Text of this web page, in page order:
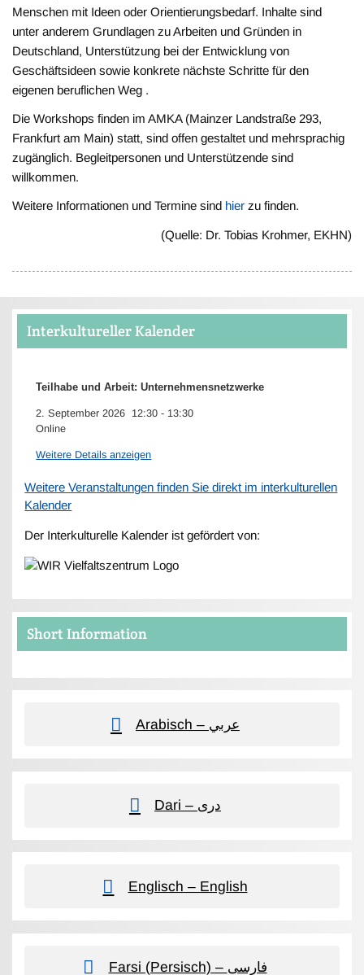
Menschen mit Ideen oder Orientierungsbedarf. Inhalte sind
unter anderem Grundlagen zu Arbeiten und Gründen in
Deutschland, Unterstützung bei der Entwicklung von
Geschäftsideen sowie konkrete nächste Schritte für den
eigenen beruflichen Weg .
Die Workshops finden im AMKA (Mainzer Landstraße 293,
Frankfurt am Main) statt, sind offen gestaltet und mehrsprachig
zugänglich. Begleitpersonen und Unterstützende sind
willkommen.
Weitere Informationen und Termine sind hier zu finden.
(Quelle: Dr. Tobias Krohmer, EKHN)
Interkultureller Kalender
Teilhabe und Arbeit: Unternehmensnetzwerke
2. September 2026 12:30 - 13:30
Online
Weitere Details anzeigen
Weitere Veranstaltungen finden Sie direkt im interkulturellen
Kalender
Der Interkulturelle Kalender ist gefördert von:
Short Information
Arabisch – عربي
Dari – دری
Englisch – English
Farsi (Persisch) – فارسی